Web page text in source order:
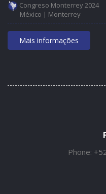
Congreso Monterrey 2024
México | Monterrey
Mais informações
Phone: